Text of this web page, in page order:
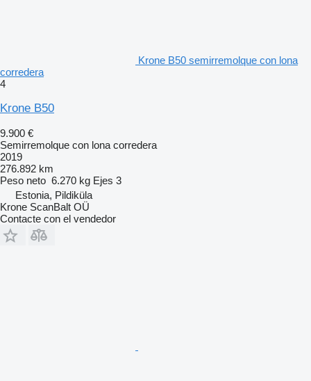
Krone B50 semirremolque con lona
corredera
4
Krone B50
9.900 €
Semirremolque con lona corredera
2019
276.892 km
Peso neto 6.270 kg Ejes 3
Estonia, Pildiküla
Krone ScanBalt OÜ
Contacte con el vendedor